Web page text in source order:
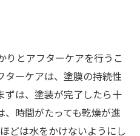
りとアフターケアを行うこ
ターケアは、塗膜の持続性
ずは、塗装が完了したら十
時間がたっても乾燥が進
どは水をかけないようにし